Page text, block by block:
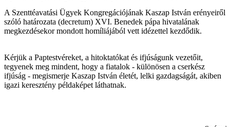
A Szenttéavatási Ügyek Kongregációjának Kaszap István erényeiről
szóló határozata (decretum) XVI. Benedek pápa hivatalának
megkezdésekor mondott homíliájából vett idézettel kezdődik.
Kérjük a Paptestvéreket, a hitoktatókat és ifjúságunk vezetőit,
tegyenek meg mindent, hogy a fiatalok - különösen a cserkész
ifjúság - megismerje Kaszap István életét, lelki gazdagságát, akiben
igazi keresztény példaképet láthatnak.